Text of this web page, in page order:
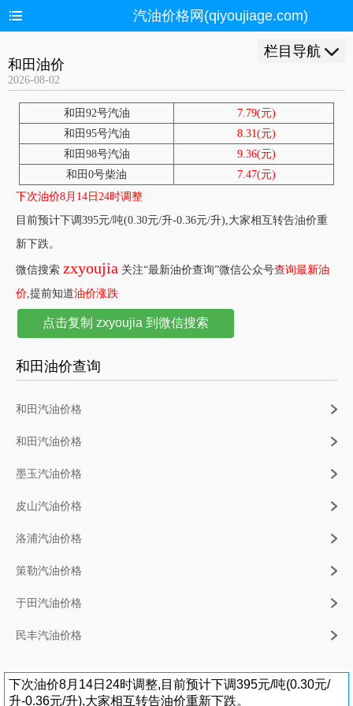
汽油价格网(qiyoujiage.com)
栏目导航
和田油价
2026-08-02
和田92号汽油
7.79(元)
和田95号汽油
8.31(元)
和田98号汽油
9.36(元)
和田0号柴油
7.47(元)
下次油价8月14日24时调整
目前预计下调395元/吨(0.30元/升-0.36元/升),大家相互转告油价重
新下跌。
微信搜索 zxyoujia 关注“最新油价查询”微信公众号查询最新油
价,提前知道油价涨跌
点击复制 zxyoujia 到微信搜索
和田油价查询
和田汽油价格
和田汽油价格
墨玉汽油价格
皮山汽油价格
洛浦汽油价格
策勒汽油价格
于田汽油价格
民丰汽油价格
下次油价8月14日24时调整,目前预计下调395元/吨(0.30元/
升-0.36元/升),大家相互转告油价重新下跌。